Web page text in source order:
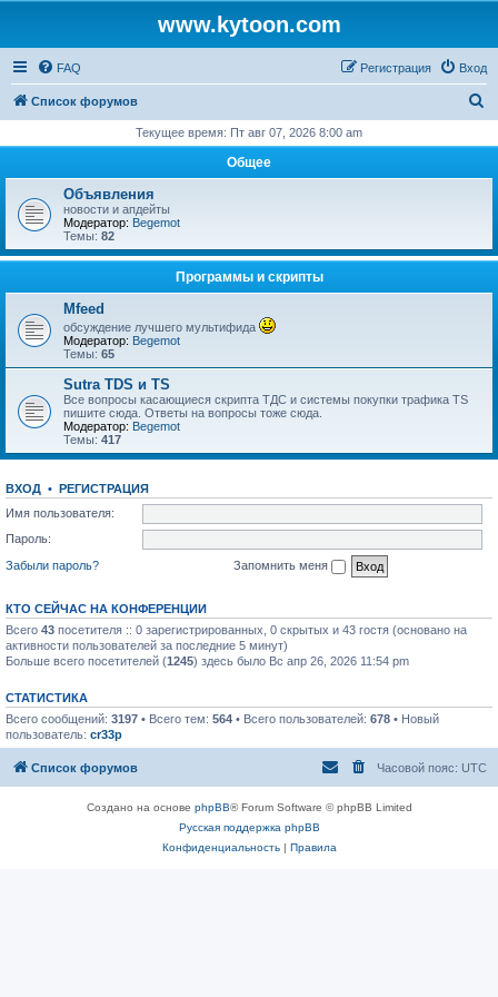
www.kytoon.com
FAQ Вход
Регистрация
Список форумов
с
Текущее время: Пт авг 07, 2026 8:00 am
Общее
Объявления
новости и апдейты
Модератор: Begemot
Темы: 82
Программы и скрипты
Mfeed
обсуждение лучшего мультифида
Модератор: Begemot
Темы: 65
Sutra TDS и TS
Все вопросы касающиеся скрипта ТДС и системы покупки трафика TS
пишите сюда. Ответы на вопросы тоже сюда.
Модератор: Begemot
Темы: 417
ВХОД • РЕГИСТРАЦИЯ
Имя пользователя:
Пароль:
Забыли пароль?
Запомнить меня
КТО СЕЙЧАС НА КОНФЕРЕНЦИИ
Всего 43 посетителя :: 0 зарегистрированных, 0 скрытых и 43 гостя (основано на
активности пользователей за последние 5 минут)
Больше всего посетителей (1245) здесь было Вс апр 26, 2026 11:54 pm
СТАТИСТИКА
Всего сообщений: 3197 • Всего тем: 564 • Всего пользователей: 678 • Новый
пользователь: cr33p
Список форумов Часовой пояс: UTC
Создано на основе phpBB® Forum Software © phpBB Limited
Русская поддержка phpBB
Конфиденциальность| Правила